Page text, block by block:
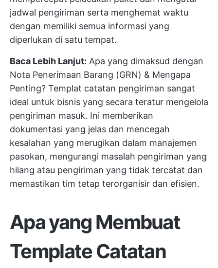
jadwal pengiriman serta menghemat waktu
dengan memiliki semua informasi yang
diperlukan di satu tempat.
Baca Lebih Lanjut: Apa yang dimaksud dengan
Nota Penerimaan Barang (GRN) & Mengapa
Penting? Templat catatan pengiriman sangat
ideal untuk bisnis yang secara teratur mengelola
pengiriman masuk. Ini memberikan
dokumentasi yang jelas dan mencegah
kesalahan yang merugikan dalam manajemen
pasokan, mengurangi masalah pengiriman yang
hilang atau pengiriman yang tidak tercatat dan
memastikan tim tetap terorganisir dan efisien.
Apa yang Membuat
Template Catatan